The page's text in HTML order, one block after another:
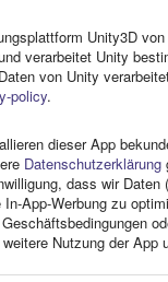
Unity3D von
verarbeitet Unity
von Unity
policy.
dieser App
Datenschutzerklärung
dass wir
App-Werbung zu
Nutzung der App